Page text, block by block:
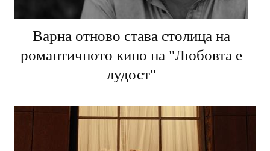
Варна отново става столица на
романтичното кино на "Любовта е
лудост"